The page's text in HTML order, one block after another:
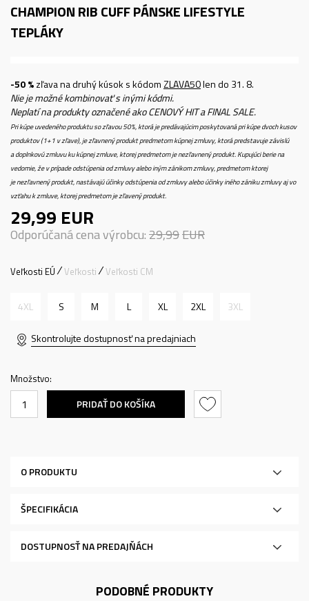
CHAMPION RIB CUFFPÁNSKE LIFESTYLE
TEPLÁKY
-50 %zľava na druhý kúsok s kódomZLAVA50len do 31. 8.
Nie je možné kombinovať s inými kódmi.
Neplatí na produkty označené ako CENOVÝ HIT a FINAL SALE.
Pri kúpe uvedeného produktu so zľavou 50%, ktorá je predávajúcim poskytovaná pri kúpe dvoch kusov
produktov (1+1 v zľave), je zľavnený produkt predmetom kúpnej zmluvy, ktorá predstavuje závislú
a doplnkovú zmluvu ku kúpnej zmluve, ktorej predmetom je nezľavnený produkt. Kupujúci berie na
vedomie, že v prípade odstúpenia od zmluvy alebo iným zánikom zmluvy, predmetom ktorej
je nezľavnený produkt, nastávajú účinky odstúpenia od zmluvy alebo účinky iného zániku zmluvy aj vo
vzťahu k zmluve, ktorej predmetom je zľavený produkt.
29,99 EUR
Odporúčaná cena výrobcu:29,99EUR
Veľkosti EÚ Veľkosti Veľkosti CM
4XL S M L XL 2XL 3XL
Skontrolujte dostupnosť na predajniach
Množstvo:
PRIDAŤ DO KOŠÍKA
O PRODUKTU
ŠPECIFIKÁCIA
DOSTUPNOSŤ NA PREDAJŇÁCH
PODOBNÉ PRODUKTY